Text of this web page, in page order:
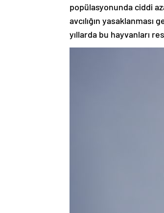
popülasyonunda ciddi
avcılığın
yıllarda bu hayvanları